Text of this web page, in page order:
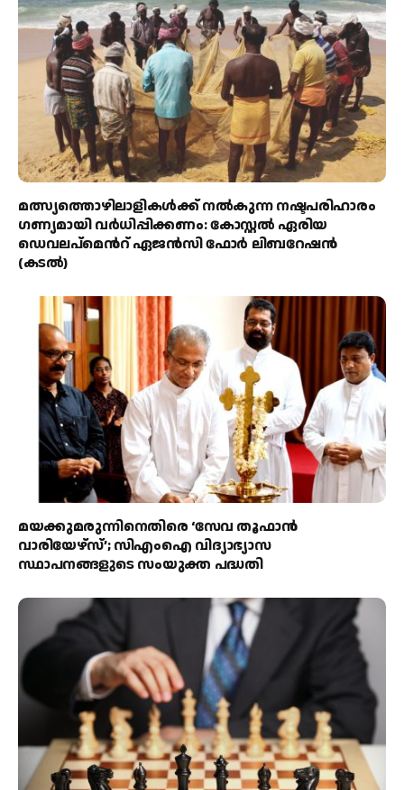
മത്സ്യത്തൊഴിലാളികള്‍ക്ക് നല്‍കുന്ന നഷ്ടപരിഹാരം
ഗണ്യമായി വര്‍ധിപ്പിക്കണം: കോസ്റ്റല്‍ ഏരിയ
ഡെവലപ്മെന്‍റ് ഏജന്‍സി ഫോര്‍ ലിബറേഷന്‍
(കടല്‍)
മയക്കുമരുന്നിനെതിരെ ‘സേവ തൂഫാൻ
വാരിയേഴ്‌സ്’; സിഎംഐ വിദ്യാഭ്യാസ
സ്ഥാപനങ്ങളുടെ സംയുക്ത പദ്ധതി